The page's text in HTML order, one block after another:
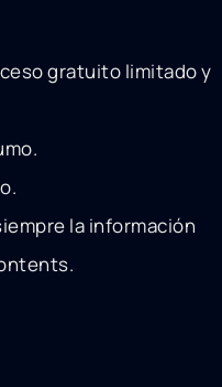
gratuito limitado y
la información